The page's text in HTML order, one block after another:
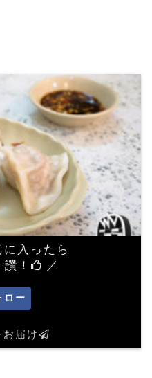
に入ったら
讚！
／
ロー
届け